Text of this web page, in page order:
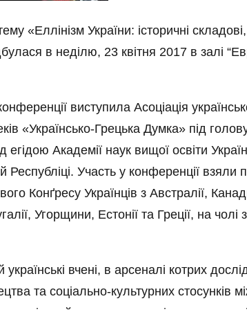
«Еллінізм України: історичні
в неділю, 23 квітня 2017 в залі
виступила Асоціація
«Українсько-Грецька Думка» під
егідою Академії наук вищої освіти
Республіці. Участь у конференції
Конґресу Українців з Австралії,
Угорщини, Естонії та Греції, на
українські вчені, в арсеналі котрих
та соціально-культурних